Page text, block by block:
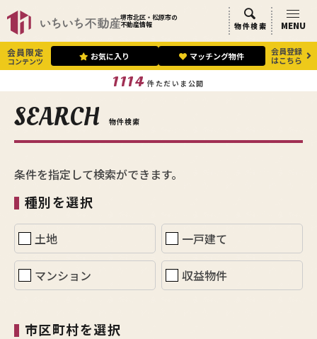
堺市北区・松原市の
不動産情報 物件検索 MENU
会員限定
コンテンツ お気に入り マッチング物件
会員登録
はこちら
1114 件ただいま公開
SEARCH 物件検索
条件を指定して検索ができます。
種別を選択
土地 一戸建て
マンション 収益物件
市区町村を選択